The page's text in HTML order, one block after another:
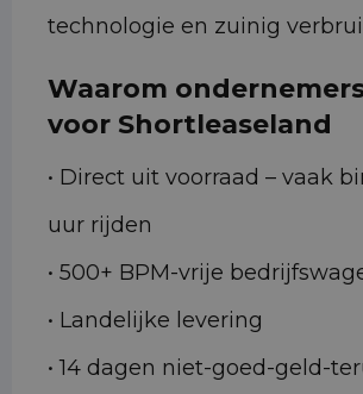
technologie en zuinig
Waarom
voor Shortleaseland
• Direct uit voorraad – vaak
uur rijden
• 500+ BPM-vrije
• Landelijke levering
• 14 dagen niet-goed-geld-